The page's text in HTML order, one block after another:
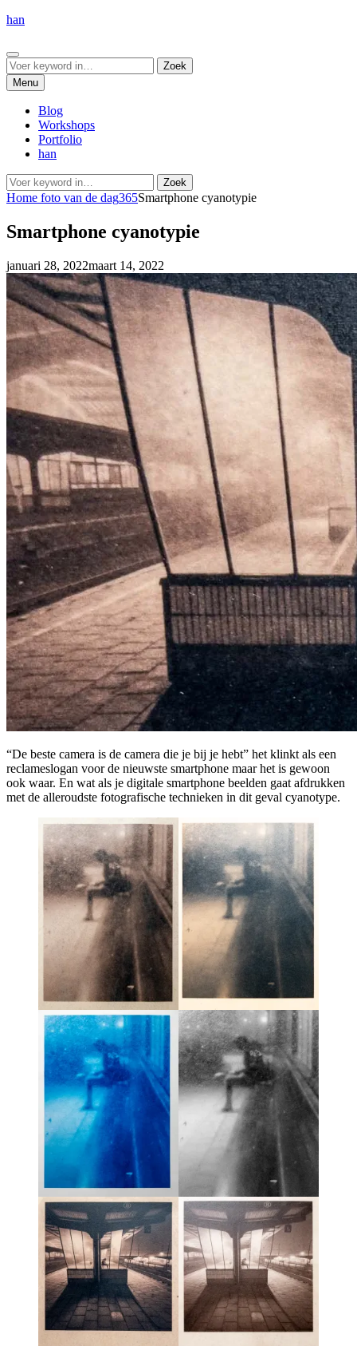
Ga
inhoud
han
Zoeken
Zoeken
naar:
Zoek
Menu
Blog
Workshops
Portfolio
han
Zoeken
naar:
Zoek
Home foto van de dag365Smartphone cyanotypie
Smartphone cyanotypie
Geplaatst
op
januari 28, 2022maart 14, 2022
“De beste camera is de camera die je bij je hebt” het klinkt als een
reclameslogan voor de nieuwste smartphone maar het is gewoon
ook waar. En wat als je digitale smartphone beelden gaat afdrukken
met de alleroudste fotografische technieken in dit geval cyanotype.